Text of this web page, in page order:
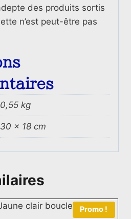
des produits sortis
n’est peut-être pas
0,55 kg
30 × 18 cm
Promo !